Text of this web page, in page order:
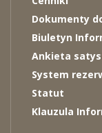
Dokumenty
Biuletyn
Ankieta
System
Statut
Klauzula